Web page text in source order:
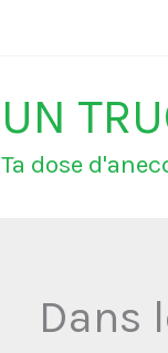
UN
Ta dose
Dans